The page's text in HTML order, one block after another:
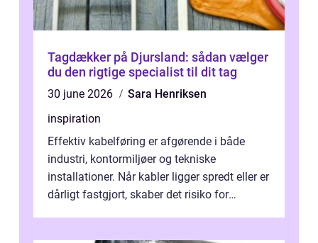
Tagdækker på Djursland: sådan vælger
du den rigtige specialist til dit tag
30 june 2026
Sara Henriksen
inspiration
Effektiv kabelføring er afgørende i både
industri, kontormiljøer og tekniske
installationer. Når kabler ligger spredt eller er
dårligt fastgjort, skaber det risiko for